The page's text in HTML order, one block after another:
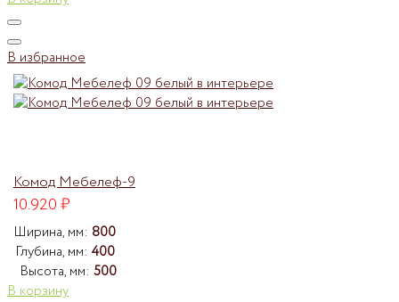
В избранное
Комод Мебелеф-9
10.920₽
Ширина, мм: 800
Глубина, мм: 400
Высота, мм: 500
В корзину